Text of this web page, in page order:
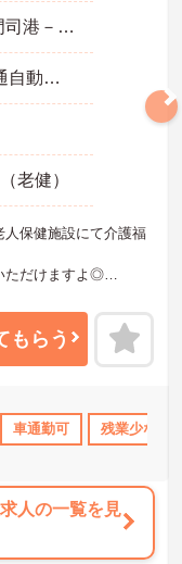
完備 交通費支給
ＪＲ鹿児島本線(門司港－八代)「笹原駅」徒歩10分
■介護福祉士 ■普通自動車運転免許 ■3年以上の経験必須
老健）
保健施設にて介護福
ただけますよ◎
もらう
車通勤可 残業少なめ
人の一覧を見